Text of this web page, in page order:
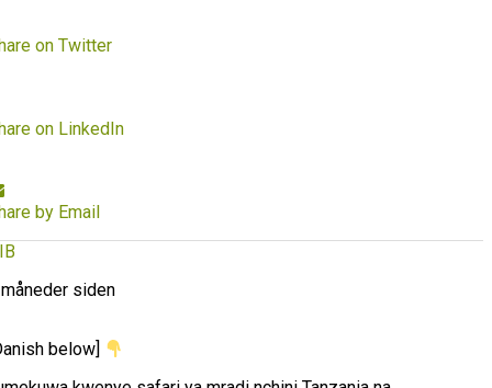
on Twitter
on LinkedIn
by Email
siden
below]